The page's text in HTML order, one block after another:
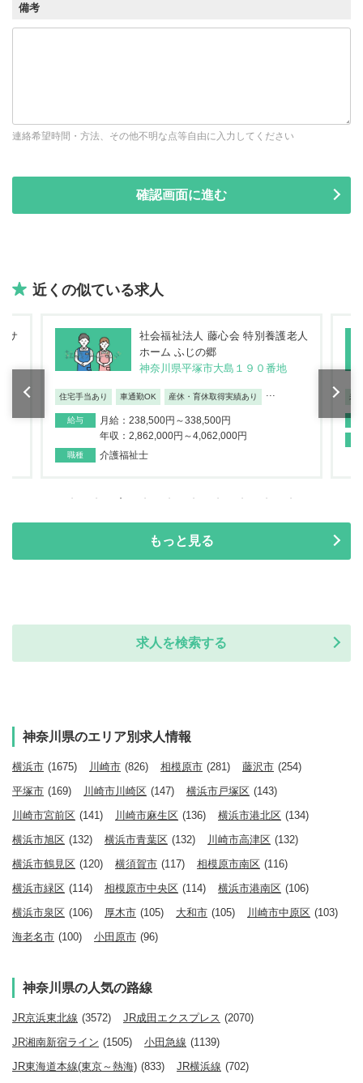
備考
連絡希望時間・方法、その他不明な点等自由に入力してください
近くの似ている求人
サ
社会福祉法人 藤心会 特別養護老人
ホーム ふじの郷
神奈川県平塚市大島１９０番地
住宅手当あり 車通勤OK 産休・育休取得実績あり
給与
月給：238,500円～338,500円
年収：2,862,000円～4,062,000円
職種 介護福祉士
未
もっと見る
求人を検索する
神奈川県のエリア別求人情報
横浜市 (1675) 川崎市 (826) 相模原市 (281) 藤沢市 (254)
平塚市 (169) 川崎市川崎区 (147) 横浜市戸塚区 (143)
川崎市宮前区 (141) 川崎市麻生区 (136) 横浜市港北区 (134)
横浜市旭区 (132) 横浜市青葉区 (132) 川崎市高津区 (132)
横浜市鶴見区 (120) 横須賀市 (117) 相模原市南区 (116)
横浜市緑区 (114) 相模原市中央区 (114) 横浜市港南区 (106)
横浜市泉区 (106) 厚木市 (105) 大和市 (105) 川崎市中原区 (103)
海老名市 (100) 小田原市 (96)
神奈川県の人気の路線
JR京浜東北線 (3572) JR成田エクスプレス (2070)
JR湘南新宿ライン (1505) 小田急線 (1139)
JR東海道本線(東京～熱海) (833) JR横浜線 (702)